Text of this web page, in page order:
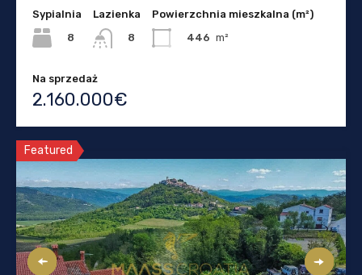
Sypialnia
8
Lazienka
8
Powierzchnia mieszkalna (m²)
446 m²
Na sprzedaż
2.160.000€
Featured